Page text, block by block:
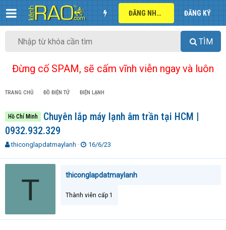
ĐĂNG NHẬP ĐĂNG KÝ
TÌM
Đừng cố SPAM, sẽ cấm vĩnh viễn ngay và luôn
TRANG CHỦ ĐỒ ĐIỆN TỬ ĐIỆN LẠNH
Hồ Chí Minh
Chuyên lắp máy lạnh âm trần tại HCM |
0932.932.329
T
r
a
thiconglapdatmaylanh
N
y
g
i
16/6/23
T thiconglapdatmaylanh
Thành viên cấp 1